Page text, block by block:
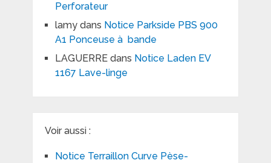
Perforateur
lamydans Notice Parkside PBS 900
A1 Ponceuse à bande
LAGUERREdans Notice Laden EV
1167 Lave-linge
Voir aussi :
Notice Terraillon Curve Pèse-